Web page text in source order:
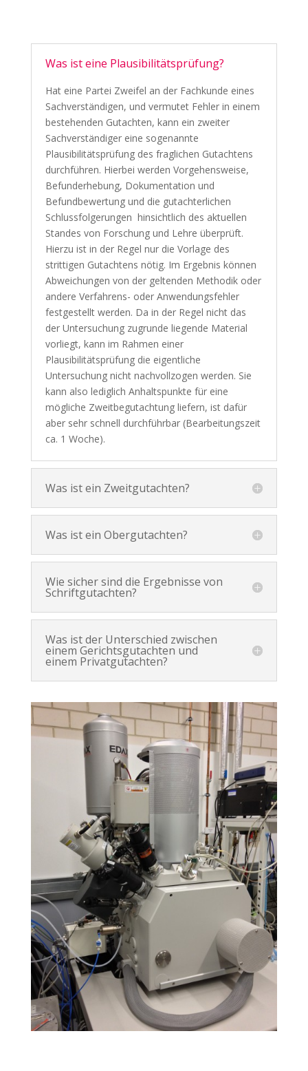
Was ist eine Plausibilitätsprüfung?
Hat eine Partei Zweifel an der Fachkunde eines
Sachverständigen, und vermutet Fehler in einem
bestehenden Gutachten, kann ein zweiter
Sachverständiger eine sogenannte
Plausibilitätsprüfung des fraglichen Gutachtens
durchführen. Hierbei werden Vorgehensweise,
Befunderhebung, Dokumentation und
Befundbewertung und die gutachterlichen
Schlussfolgerungen hinsichtlich des aktuellen
Standes von Forschung und Lehre überprüft.
Hierzu ist in der Regel nur die Vorlage des
strittigen Gutachtens nötig. Im Ergebnis können
Abweichungen von der geltenden Methodik oder
andere Verfahrens- oder Anwendungsfehler
festgestellt werden. Da in der Regel nicht das
der Untersuchung zugrunde liegende Material
vorliegt, kann im Rahmen einer
Plausibilitätsprüfung die eigentliche
Untersuchung nicht nachvollzogen werden. Sie
kann also lediglich Anhaltspunkte für eine
mögliche Zweitbegutachtung liefern, ist dafür
aber sehr schnell durchführbar (Bearbeitungszeit
ca. 1 Woche).
Was ist ein Zweitgutachten?
Was ist ein Obergutachten?
Wie sicher sind die Ergebnisse von
Schriftgutachten?
Was ist der Unterschied zwischen
einem Gerichtsgutachten und
einem Privatgutachten?